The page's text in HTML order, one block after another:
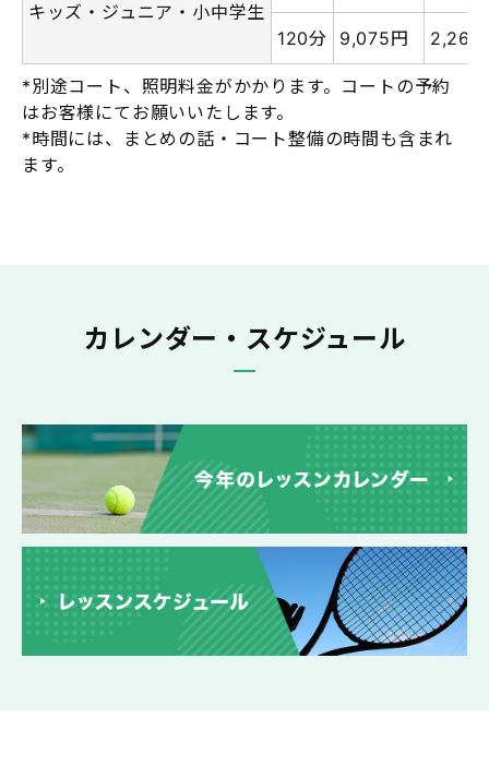
キッズ・ジュニア・小中学生
120分 9,075円 2,268
*別途コート、照明料金がかかります。コートの予約
はお客様にてお願いいたします。
*時間には、まとめの話・コート整備の時間も含まれ
ます。
カレンダー・スケジュール